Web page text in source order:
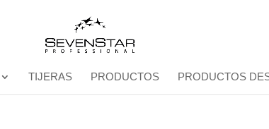
TIJERAS PRODUCTOS PRODUCTOS